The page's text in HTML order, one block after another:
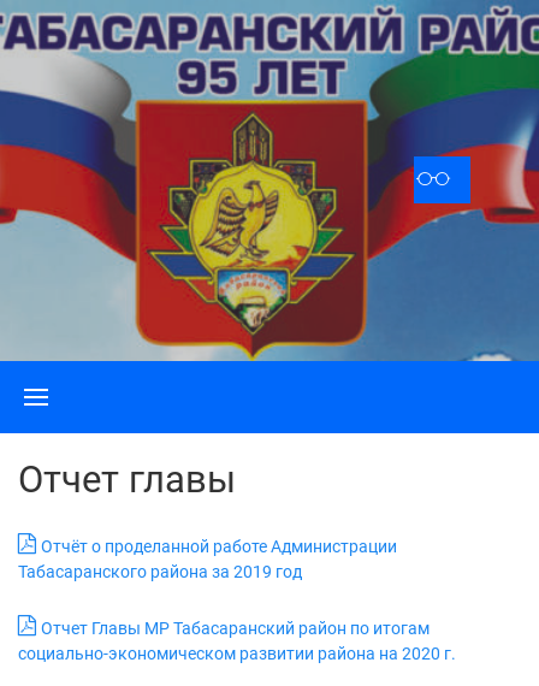
Skip
to
Отчет главы
Отчёт о проделанной работе Администрации
Табасаранского района за 2019 год
Отчет Главы МР Табасаранский район по итогам
социально-экономическом развитии района на 2020 г.